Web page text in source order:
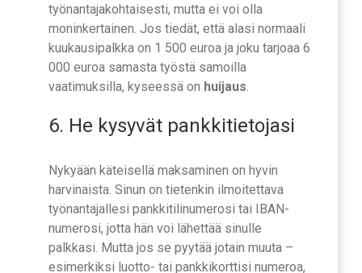
työnantajakohtaisesti, mutta ei voi olla
moninkertainen. Jos tiedät, että alasi normaali
kuukausipalkka on 1 500 euroa ja joku tarjoaa 6
000 euroa samasta työstä samoilla
vaatimuksilla, kyseessä on huijaus.
6. He kysyvät pankkitietojasi
Nykyään käteisellä maksaminen on hyvin
harvinaista. Sinun on tietenkin ilmoitettava
työnantajallesi pankkitilinumerosi tai IBAN-
numerosi, jotta hän voi lähettää sinulle
palkkasi. Mutta jos se pyytää jotain muuta –
esimerkiksi luotto- tai pankkikorttisi numeroa,